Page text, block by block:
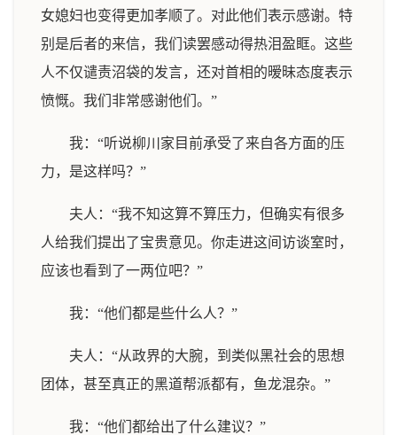
女媳妇也变得更加孝顺了。对此他们表示感谢。特
别是后者的来信，我们读罢感动得热泪盈眶。这些
人不仅谴责沼袋的发言，还对首相的暧昧态度表示
愤慨。我们非常感谢他们。”
我：“听说柳川家目前承受了来自各方面的压
力，是这样吗？”
夫人：“我不知这算不算压力，但确实有很多
人给我们提出了宝贵意见。你走进这间访谈室时，
应该也看到了一两位吧？”
我：“他们都是些什么人？”
夫人：“从政界的大腕，到类似黑社会的思想
团体，甚至真正的黑道帮派都有，鱼龙混杂。”
我：“他们都给出了什么建议？”